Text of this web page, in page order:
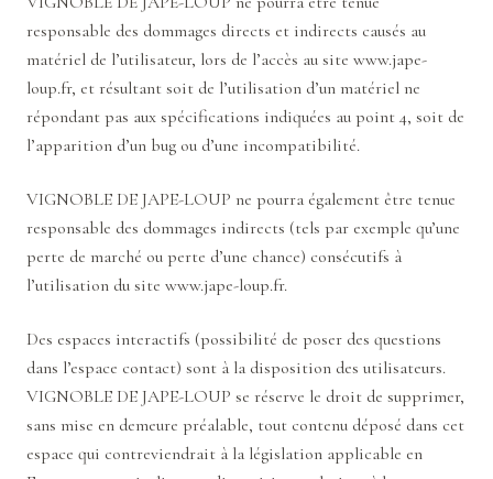
responsable des dommages directs et indirects causés au
matériel de l’utilisateur, lors de l’accès au site www.jape-
loup.fr, et résultant soit de l’utilisation d’un matériel ne
répondant pas aux spécifications indiquées au point 4, soit de
l’apparition d’un bug ou d’une incompatibilité.
VIGNOBLE DE JAPE-LOUP ne pourra également être tenue
responsable des dommages indirects (tels par exemple qu’une
perte de marché ou perte d’une chance) consécutifs à
l’utilisation du site www.jape-loup.fr.
Des espaces interactifs (possibilité de poser des questions
dans l’espace contact) sont à la disposition des utilisateurs.
VIGNOBLE DE JAPE-LOUP se réserve le droit de supprimer,
sans mise en demeure préalable, tout contenu déposé dans cet
espace qui contreviendrait à la législation applicable en